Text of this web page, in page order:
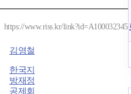
https://www.riss.kr/link?id=A100032345
김영철
한국지
방재정
공제회